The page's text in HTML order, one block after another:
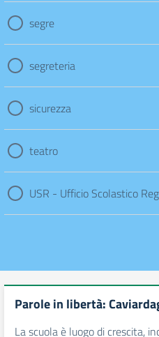
segre
segreteria
sicurezza
teatro
USR - Ufficio Scolastico
Parole in libertà:
La scuola è luogo di crescita,